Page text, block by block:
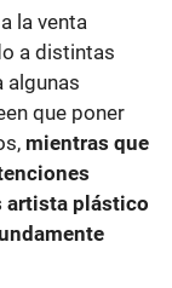
la venta
a distintas
algunas
que poner
mientras que
artista plástico